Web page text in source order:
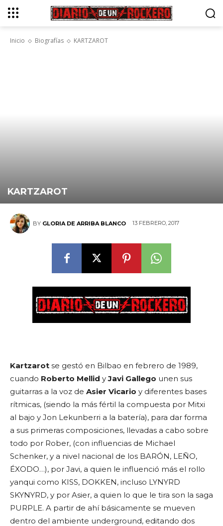
Inicio Biografías KARTZAROT
KARTZAROT
BY GLORIA DE ARRIBA BLANCO 13 FEBRERO, 2017
Kartzarot se gestó en Bilbao en febrero de 1989,
cuando Roberto Mellid yJavi Gallego unen sus
guitarras a la voz de Asier Vicario y diferentes bases
rítmicas, (siendo la más fértil la compuesta por Mitxi
al bajo y Jon Lekunberri a la batería), para dar forma
a sus primeras composiciones, llevadas a cabo sobre
todo por Rober, (con influencias de Michael
Schenker, y a nivel nacional de los BARÓN, LEÑO,
ÉXODO…), por Javi, a quien le influenció más el rollo
yanqui como KISS, DOKKEN, incluso LYNYRD
SKYNYRD, y por Asier, a quien lo que le tira son la saga
PURPLE. A partir de ahí básicamente se mueven
dentro del ambiente underground, editando dos